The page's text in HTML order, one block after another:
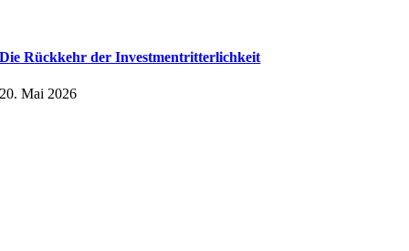
Die Rückkehr der Investmentritterlichkeit
20. Mai 2026